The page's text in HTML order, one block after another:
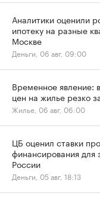
Аналитики оценили
ипотеку на разные
Москве
Деньги, 06 авг, 09:00
Временное явление:
цен на жилье резко
Жилье, 06 авг, 06:00
ЦБ оценил ставки
финансирования для
России
Деньги, 05 авг, 18:13